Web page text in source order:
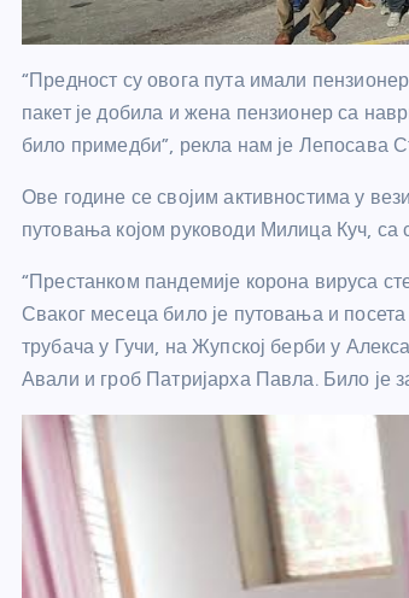
“Предност су овога пута имали
пакет је добила и жена пензионер са
било примедби”, рекла нам је Лепосава
Ове године се својим активностима у
путовања којом руководи Милица Куч,
“Престанком пандемије корона вируса
Сваког месеца било је путовања и
трубача у Гучи, на Жупској берби у
Авали и гроб Патријарха Павла. Било је